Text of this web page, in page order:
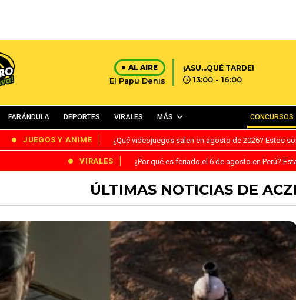
AL AIRE
El Papu Denis
¡ASU...QUÉ TARDE!
13:00 - 16:00
FARÁNDULA DEPORTES VIRALES MÁS CONCURSOS
JUEGOS Y ANIME ¿Qué videojuegos salen en agosto de 2026? Estos
VIRALES ¿Por qué es feriado el 6 de agosto en Perú?
ÚLTIMAS NOTICIAS DE